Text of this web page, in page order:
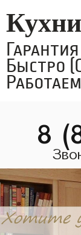
Быстро
8